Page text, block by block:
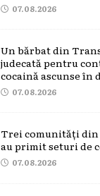
07.08.2026
Un bărbat din
judecată pentru
cocaină ascunse în
07.08.2026
Trei comunități
au primit seturi de
07.08.2026